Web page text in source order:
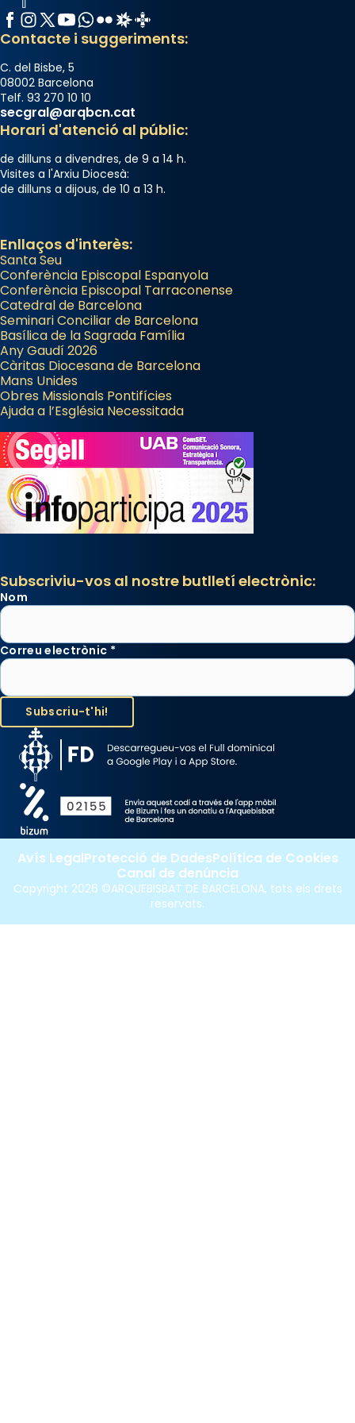
Facebook
Instagram
X / Twitter
YouTube
WhatsApp
FlickrRadio Estel
Catalunya Cristiana
Contacte i suggeriments:
C. del Bisbe, 5
08002 Barcelona
Telf. 93 270 10 10
secgral@arqbcn.cat
Horari d'atenció al públic:
de dilluns a divendres, de 9 a 14 h.
Visites a l'Arxiu Diocesà:
de dilluns a dijous, de 10 a 13 h.
Enllaços d'interès:
Santa Seu
Conferència Episcopal Espanyola
Conferència Episcopal Tarraconense
Catedral de Barcelona
Seminari Conciliar de Barcelona
Basílica de la Sagrada Família
Any Gaudí 2026
Càritas Diocesana de Barcelona
Mans Unides
Obres Missionals Pontifícies
Ajuda a l’Església Necessitada
Subscriviu-vos al nostre butlletí electrònic:
Nom
Correu electrònic *
Copyright 2026 ©ARQUEBISBAT DE BARCELONA, tots els drets
reservats.
Avís LegalProtecció de DadesPolítica de Cookies
Canal de denúncia